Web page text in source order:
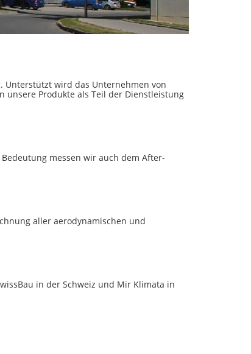
Unterstützt wird das Unternehmen von
Produkte als Teil der Dienstleistung
messen wir auch dem After-
aller aerodynamischen und
in der Schweiz und Mir Klimata in